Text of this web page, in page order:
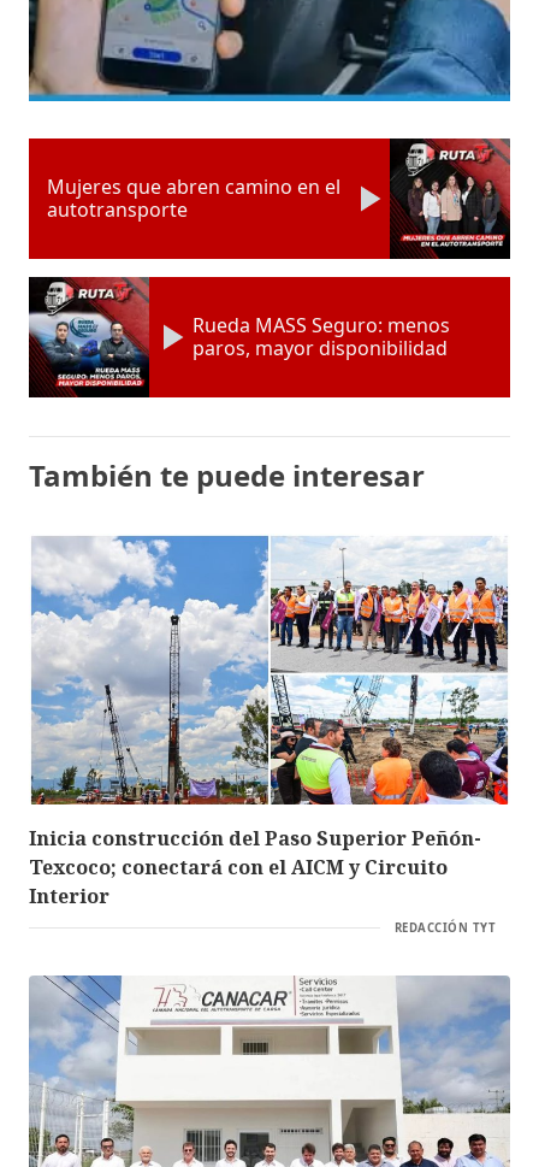
Mujeres que abren camino en el
autotransporte
Rueda MASS Seguro: menos
paros, mayor disponibilidad
También te puede interesar
Inicia construcción del Paso Superior Peñón-
Texcoco; conectará con el AICM y Circuito
Interior
REDACCIÓN TYT